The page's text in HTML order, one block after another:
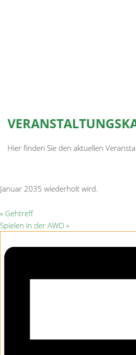
Hier finden Sie den aktuellen
Januar 2035 wiederholt wird.
« Gehtreff
Spielen in der AWO »